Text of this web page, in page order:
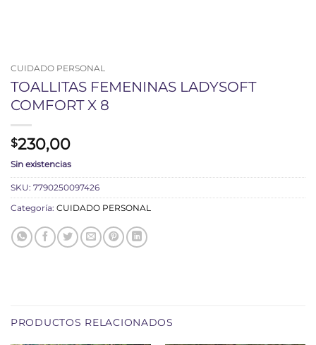
CUIDADO PERSONAL
TOALLITAS FEMENINAS LADYSOFT
COMFORT X 8
$230,00
Sin existencias
SKU: 7790250097426
Categoría: CUIDADO PERSONAL
PRODUCTOS RELACIONADOS